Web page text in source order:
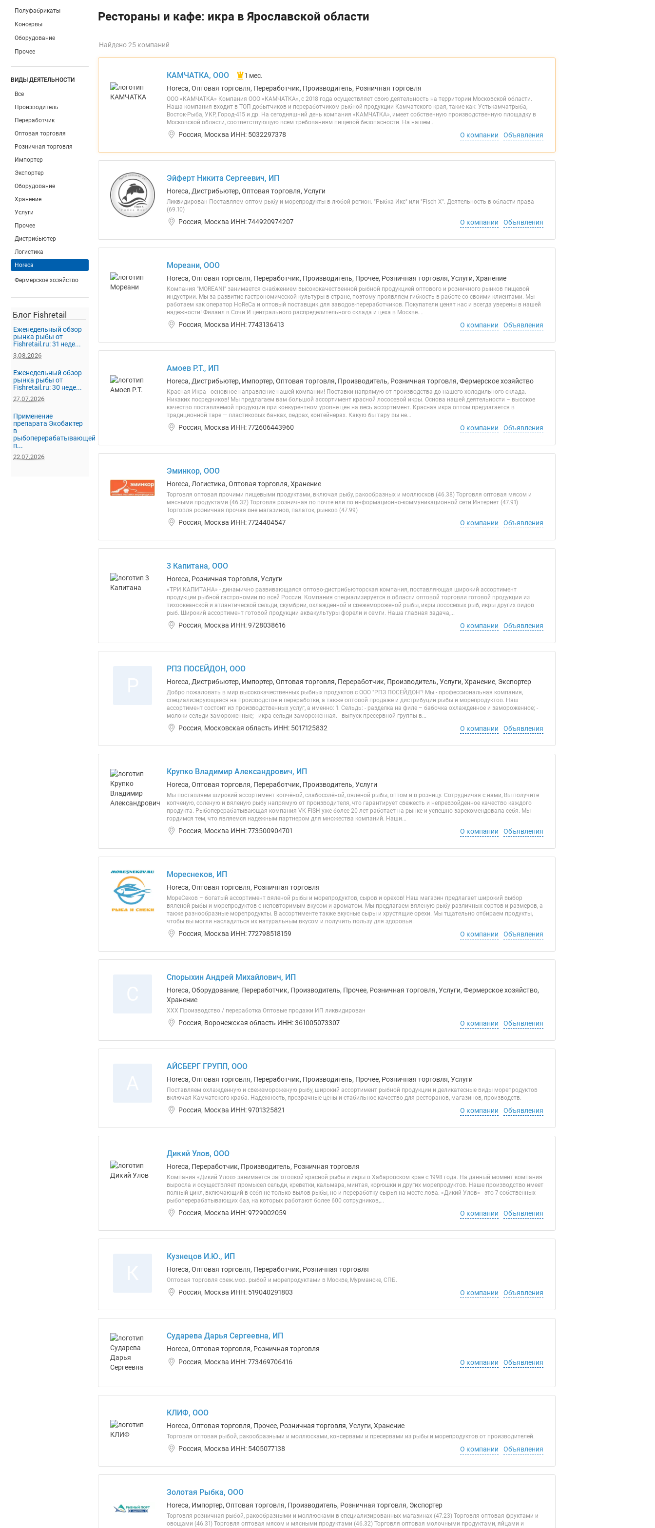
Полуфабрикаты
Консервы
Оборудование
Прочее
ВИДЫ ДЕЯТЕЛЬНОСТИ
Все
Производитель
Переработчик
Оптовая торговля
Розничная торговля
Импортер
Экспортер
Оборудование
Хранение
Услуги
Прочее
Дистрибьютер
Логистика
Horeca
Фермерское хозяйство
Блог Fishretail
Еженедельный обзор
рынка рыбы от
Fishretail.ru: 31 неде...
3.08.2026
Еженедельный обзор
рынка рыбы от
Fishretail.ru: 30 неде...
27.07.2026
Применение
препарата Экобактер
в
рыбоперерабатывающей
п...
22.07.2026
Рестораны и кафе: икра в Ярославской области
Найдено 25 компаний
КАМЧАТКА, ООО
1 мес.
Horeca, Оптовая торговля, Переработчик, Производитель, Розничная торговля
ООО «КАМЧАТКА» Компания ООО «КАМЧАТКА», с 2018 года осуществляет свою деятельность на территории Московской области.
Наша компания входит в ТОП добытчиков и переработчиком рыбной продукции Камчатского края, такие как: Устькамчатрыба,
Восток-Рыба, УКР, Город-415 и др. На сегодняшний день компания «КАМЧАТКА», имеет собственную производственную площадку в
Московской области, соответствующую всем требованиям пищевой безопасности. На нашем...
Россия, Москва ИНН: 5032297378 О компании Объявления
Эйферт Никита Сергеевич, ИП
Horeca, Дистрибьютер, Оптовая торговля, Услуги
Ликвидирован Поставляем оптом рыбу и морепродукты в любой регион. "Рыбка Икс" или "Fisch X". Деятельность в области права
(69.10)
Россия, Москва ИНН: 744920974207 О компании Объявления
Мореани, ООО
Horeca, Оптовая торговля, Переработчик, Производитель, Прочее, Розничная торговля, Услуги, Хранение
Компания "MOREANI" занимается снабжением высококачественной рыбной продукцией оптового и розничного рынков пищевой
индустрии. Мы за развитие гастрономической культуры в стране, поэтому проявляем гибкость в работе со своими клиентами. Мы
работаем как оператор HoReCa и оптовый поставщик для заводов-переработчиков. Покупатели ценят нас и всегда уверены в нашей
надежности! Филаил в Сочи И центрального распределительного склада и цеха в Москве....
Россия, Москва ИНН: 7743136413 О компании Объявления
Амоев Р.Т., ИП
Horeca, Дистрибьютер, Импортер, Оптовая торговля, Производитель, Розничная торговля, Фермерское хозяйство
Красная Икра - основное направление нашей компании! Поставки напрямую от производства до нашего холодильного склада.
Никаких посредников! Мы предлагаем вам большой ассортимент красной лососевой икры. Основа нашей деятельности – высокое
качество поставляемой продукции при конкурентном уровне цен на весь ассортимент. Красная икра оптом предлагается в
традиционной таре — пластиковых банках, ведрах, контейнерах. Какую бы тару вы не...
Россия, Москва ИНН: 772606443960 О компании Объявления
Эминкор, ООО
Horeca, Логистика, Оптовая торговля, Хранение
Торговля оптовая прочими пищевыми продуктами, включая рыбу, ракообразных и моллюсков (46.38) Торговля оптовая мясом и
мясными продуктами (46.32) Торговля розничная по почте или по информационно-коммуникационной сети Интернет (47.91)
Торговля розничная прочая вне магазинов, палаток, рынков (47.99)
Россия, Москва ИНН: 7724404547 О компании Объявления
3 Капитана, ООО
Horeca, Розничная торговля, Услуги
«ТРИ КАПИТАНА» - динамично развивающаяся оптово-дистрибьюторская компания, поставляющая широкий ассортимент
продукции рыбной гастрономии по всей России. Компания специализируется в области оптовой торговли готовой продукции из
тихоокеанской и атлантической сельди, скумбрии, охлажденной и свежемороженой рыбы, икры лососевых рыб, икры других видов
рыб. Широкий ассортимент готовой продукции аквакультуры форели и семги. Наша главная задача,...
Россия, Москва ИНН: 9728038616 О компании Объявления
РПЗ ПОСЕЙДОН, ООО
Horeca, Дистрибьютер, Импортер, Оптовая торговля, Переработчик, Производитель, Услуги, Хранение, Экспортер
Добро пожаловать в мир высококачественных рыбных продуктов с ООО "РПЗ ПОСЕЙДОН"! Мы - профессиональная компания,
специализирующаяся на производстве и переработки, а также оптовой продаже и дистрибуции рыбы и морепродуктов. Наш
ассортимент состоит из производственных услуг, а именно: 1. Сельдь: - разделка на филе – бабочка охлажденное и замороженное; -
молоки сельди замороженные; - икра сельди замороженная. - выпуск пресервной группы в...
Россия, Московская область ИНН: 5017125832 О компании Объявления
Крупко Владимир Александрович, ИП
Horeca, Оптовая торговля, Переработчик, Производитель, Услуги
Мы поставляем широкий ассортимент копчёной, слабосолёной, вяленой рыбы, оптом и в розницу. Сотрудничая с нами, Вы получите
копченую, соленую и вяленую рыбу напрямую от производителя, что гарантирует свежесть и непревзойденное качество каждого
продукта. Рыбоперерабатывающая компания VK-FISH уже более 20 лет работает на рынке и успешно зарекомендовала себя. Мы
гордимся тем, что являемся надежным партнером для множества компаний. Наши...
Россия, Москва ИНН: 773500904701 О компании Объявления
Мореснеков, ИП
Horeca, Оптовая торговля, Розничная торговля
МореСеков – богатый ассортимент вяленой рыбы и морепродуктов, сыров и орехов! Наш магазин предлагает широкий выбор
вяленой рыбы и морепродуктов с неповторимым вкусом и ароматом. Мы предлагаем вяленую рыбу различных сортов и размеров, а
также разнообразные морепродукты. В ассортименте также вкусные сыры и хрустящие орехи. Мы тщательно отбираем продукты,
чтобы вы могли насладиться их натуральным вкусом и получить пользу для здоровья.
Россия, Москва ИНН: 772798518159 О компании Объявления
Спорыхин Андрей Михайлович, ИП
Horeca, Оборудование, Переработчик, Производитель, Прочее, Розничная торговля, Услуги, Фермерское хозяйство,
Хранение
ХХХ Производство / переработка Оптовые продажи ИП ликвидирован
Россия, Воронежская область ИНН: 361005073307 О компании Объявления
АЙСБЕРГ ГРУПП, ООО
Horeca, Оптовая торговля, Переработчик, Производитель, Прочее, Розничная торговля, Услуги
Поставляем охлажденную и свежемороженую рыбу, широкий ассортимент рыбной продукции и деликатесные виды морепродуктов
включая Камчатского краба. Надежность, прозрачные цены и стабильное качество для ресторанов, магазинов, производств.
Россия, Москва ИНН: 9701325821 О компании Объявления
Дикий Улов, ООО
Horeca, Переработчик, Производитель, Розничная торговля
Компания «Дикий Улов» занимается заготовкой красной рыбы и икры в Хабаровском крае с 1998 года. На данный момент компания
выросла и осуществляет промысел сельди, креветки, кальмара, минтая, корюшки и других морепродуктов. Наше производство имеет
полный цикл, включающий в себя не только вылов рыбы, но и переработку сырья на месте лова. «Дикий Улов» - это 7 собственных
рыбоперерабатывающих баз, на которых работают более 600 сотрудников,...
Россия, Москва ИНН: 9729002059 О компании Объявления
Кузнецов И.Ю., ИП
Horeca, Оптовая торговля, Переработчик, Розничная торговля
Оптовая торговля свеж.мор. рыбой и морепродуктами в Москве, Мурманске, СПБ.
Россия, Москва ИНН: 519040291803 О компании Объявления
Сударева Дарья Сергеевна, ИП
Horeca, Оптовая торговля, Розничная торговля
Россия, Москва ИНН: 773469706416
О компании Объявления
КЛИФ, ООО
Horeca, Оптовая торговля, Прочее, Розничная торговля, Услуги, Хранение
Торговля оптовая рыбой, ракообразными и моллюсками, консервами и пресервами из рыбы и морепродуктов от производителей.
Россия, Москва ИНН: 5405077138 О компании Объявления
Золотая Рыбка, ООО
Horeca, Импортер, Оптовая торговля, Производитель, Розничная торговля, Экспортер
Торговля розничная рыбой, ракообразными и моллюсками в специализированных магазинах (47.23) Торговля оптовая фруктами и
овощами (46.31) Торговля оптовая мясом и мясными продуктами (46.32) Торговля оптовая молочными продуктами, яйцами и